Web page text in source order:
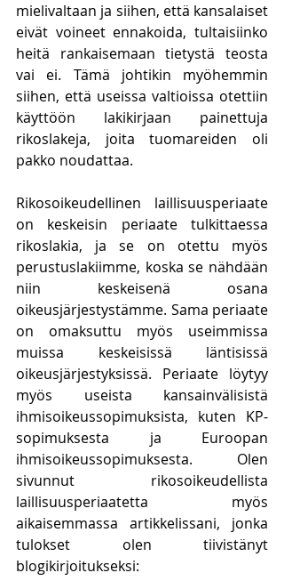
mielivaltaan ja siihen, että kansalaiset
eivät voineet ennakoida, tultaisiinko
heitä rankaisemaan tietystä teosta
vai ei. Tämä johtikin myöhemmin
siihen, että useissa valtioissa otettiin
käyttöön lakikirjaan painettuja
rikoslakeja, joita tuomareiden oli
pakko noudattaa.
Rikosoikeudellinen laillisuusperiaate
on keskeisin periaate tulkittaessa
rikoslakia, ja se on otettu myös
perustuslakiimme, koska se nähdään
niin keskeisenä osana
oikeusjärjestystämme. Sama periaate
on omaksuttu myös useimmissa
muissa keskeisissä läntisissä
oikeusjärjestyksissä. Periaate löytyy
myös useista kansainvälisistä
ihmisoikeussopimuksista, kuten KP-
sopimuksesta ja Euroopan
ihmisoikeussopimuksesta. Olen
sivunnut rikosoikeudellista
laillisuusperiaatetta myös
aikaisemmassa artikkelissani, jonka
tulokset olen tiivistänyt
blogikirjoitukseksi: